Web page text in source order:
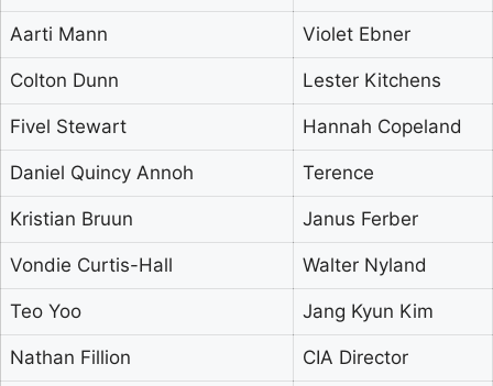
Aarti Mann Violet Ebner
Colton Dunn Lester Kitchens
Fivel Stewart Hannah Copeland
Daniel Quincy Annoh Terence
Kristian Bruun Janus Ferber
Vondie Curtis-Hall Walter Nyland
Teo Yoo Jang Kyun Kim
Nathan Fillion CIA Director